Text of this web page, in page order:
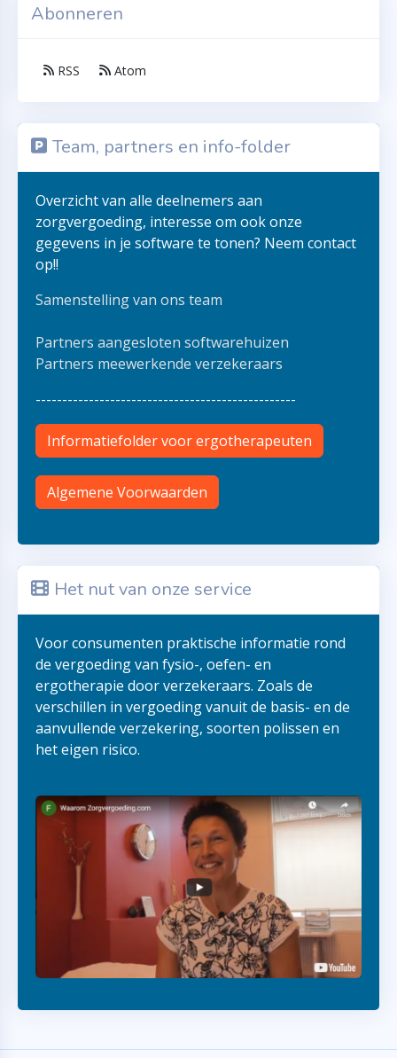
Abonneren
RSS Atom
Team, partners en info-folder
Overzicht van alle deelnemers aan
zorgvergoeding, interesse om ook onze
gegevens in je software te tonen? Neem contact
op!!
Samenstelling van ons team
Partners aangesloten softwarehuizen
Partners meewerkende verzekeraars
-------------------------------------------------
Informatiefolder voor ergotherapeuten
Algemene Voorwaarden
Het nut van onze service
Voor consumenten praktische informatie rond
de vergoeding van fysio-, oefen- en
ergotherapie door verzekeraars. Zoals de
verschillen in vergoeding vanuit de basis- en de
aanvullende verzekering, soorten polissen en
het eigen risico.